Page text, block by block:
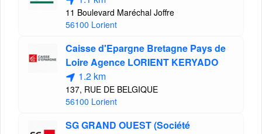
11 Boulevard Maréchal Joffre
56100 Lorient
Caisse d'Epargne Bretagne Pays de
Loire Agence LORIENT KERYADO
1.2 km
137, RUE DE BELGIQUE
56100 Lorient
SG GRAND OUEST (Société